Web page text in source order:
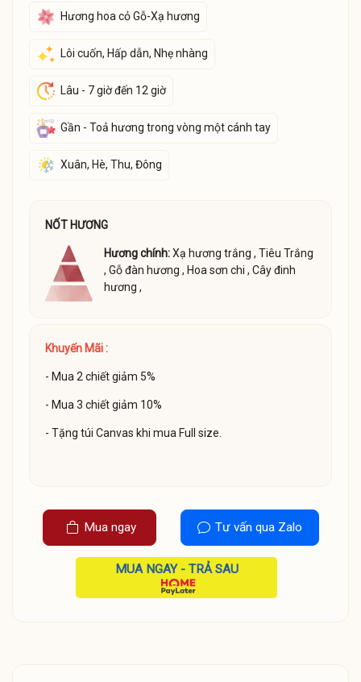
Hương hoa cỏ Gỗ-Xạ hương
Lôi cuốn, Hấp dẫn, Nhẹ nhàng
Lâu - 7 giờ đến 12 giờ
Gần - Toả hương trong vòng một cánh tay
Xuân, Hè, Thu, Đông
NỐT HƯƠNG
Hương chính:Xạ hương trắng ,Tiêu Trắng
,Gỗ đàn hương , Hoa sơn chi ,Cây đinh
hương ,
Khuyến Mãi :
- Mua 2 chiết giảm 5%
- Mua 3 chiết giảm 10%
- Tặng túi Canvas khi mua Full size.
Mua ngay Tư vấn qua Zalo
MUA NGAY - TRẢ SAU